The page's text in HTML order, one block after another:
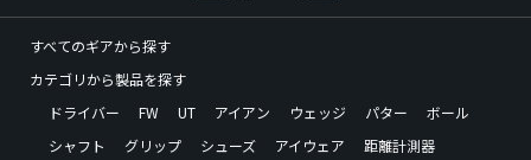
すべてのギアから探す
カテゴリから製品を探す
ドライバー
FW UT アイアン ウェッジ パター
ボール
シャフト
グリップ シューズ アイウェア
距離計測器